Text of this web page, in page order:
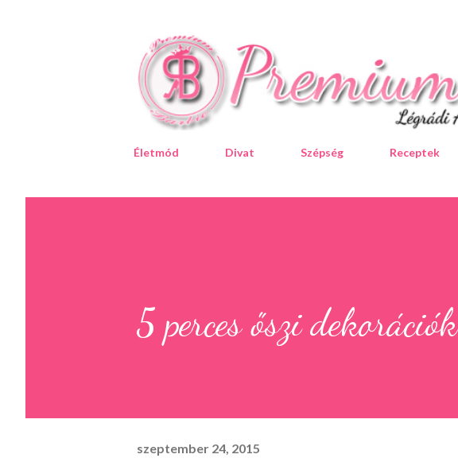
Életmód Divat Szépség Receptek
5 perces őszi dekorációk
szeptember 24, 2015